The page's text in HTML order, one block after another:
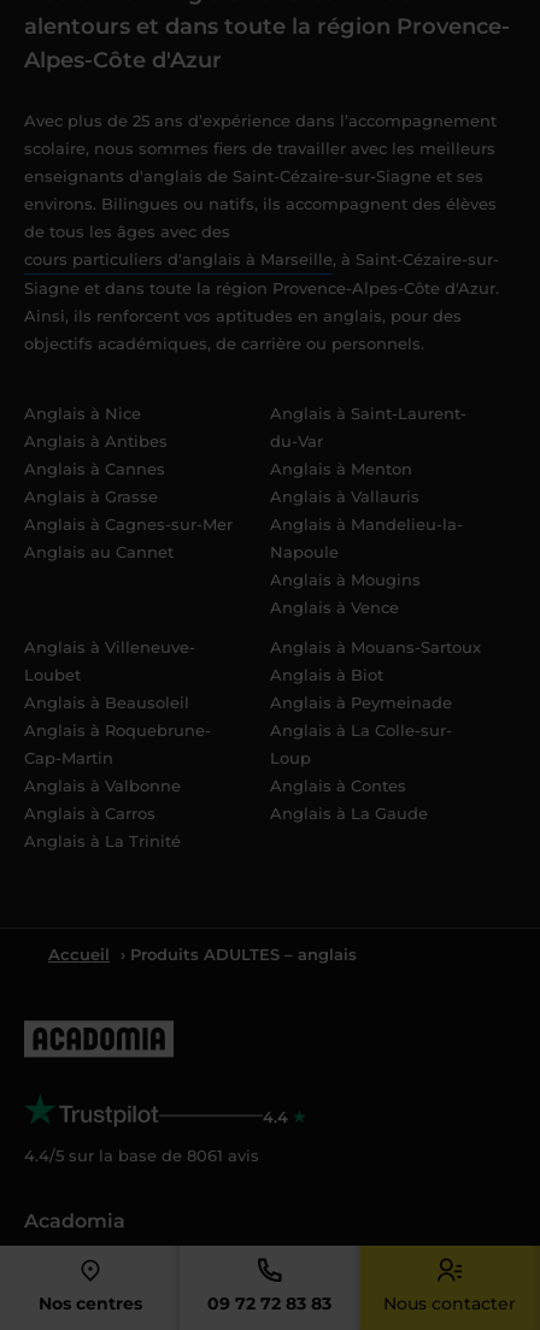
Nos centres 09 72 72 83 83 Nous contacter
alentours et dans toute la région Provence-
Alpes-Côte d'Azur
Avec plus de 25 ans d’expérience dans l’accompagnement
scolaire, nous sommes fiers de travailler avec les meilleurs
enseignants d'anglais de Saint-Cézaire-sur-Siagne et ses
environs. Bilingues ou natifs, ils accompagnent des élèves
de tous les âges avec des
cours particuliers d'anglais à Marseille, à Saint-Cézaire-sur-
Siagne et dans toute la région Provence-Alpes-Côte d'Azur.
Ainsi, ils renforcent vos aptitudes en anglais, pour des
objectifs académiques, de carrière ou personnels.
Anglais à Nice
Anglais à Antibes
Anglais à Cannes
Anglais à Grasse
Anglais à Cagnes-sur-Mer
Anglais au Cannet
Anglais à Saint-Laurent-
du-Var
Anglais à Menton
Anglais à Vallauris
Anglais à Mandelieu-la-
Napoule
Anglais à Mougins
Anglais à Vence
Anglais à Villeneuve-
Loubet
Anglais à Beausoleil
Anglais à Roquebrune-
Cap-Martin
Anglais à Valbonne
Anglais à Carros
Anglais à La Trinité
Anglais à Mouans-Sartoux
Anglais à Biot
Anglais à Peymeinade
Anglais à La Colle-sur-
Loup
Anglais à Contes
Anglais à La Gaude
Accueil › Produits ADULTES – anglais
4.4
4.4/5 sur la base de 8061 avis
Acadomia
Qui sommes-nous ?
Nos tarifs